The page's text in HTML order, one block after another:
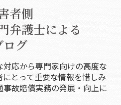
者側
弁護士による
ログ
応から専門家向けの高度な
とって重要な情報を惜しみ
故賠償実務の発展・向上に